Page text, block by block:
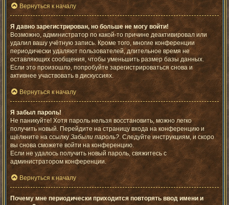
Вернуться к началу
Я давно зарегистрирован, но больше не могу войти!
Возможно, администратор по какой-то причине деактивировал или
удалил вашу учётную запись. Кроме того, многие конференции
периодически удаляют пользователей, длительное время не
оставляющих сообщения, чтобы уменьшить размер базы данных.
Если это произошло, попробуйте зарегистрироваться снова и
активнее участвовать в дискуссиях.
Вернуться к началу
Я забыл пароль!
Не паникуйте! Хотя пароль нельзя восстановить, можно легко
получить новый. Перейдите на страницу входа на конференцию и
щёлкните на ссылкуЗабыли пароль?. Следуйте инструкциям, и скоро
вы снова сможете войти на конференцию.
Если не удалось получить новый пароль, свяжитесь с
администратором конференции.
Вернуться к началу
Почему мне периодически приходится повторять ввод имени и